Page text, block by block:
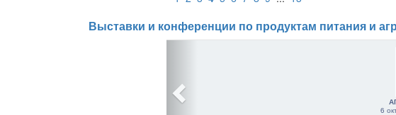
Выставки и конференции по продуктам питания и
6